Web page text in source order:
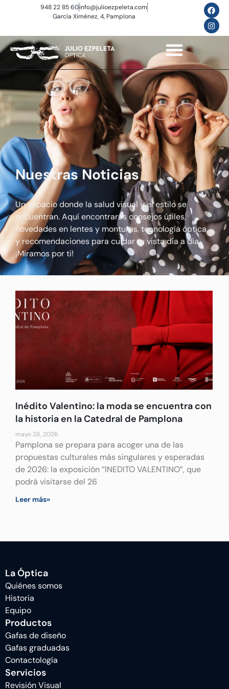
948 22 85 60info@julioezpeleta.com
García Ximénez, 4, Pamplona
Nuestras Noticias
Un espacio donde la salud visual y el estilo se
encuentran. Aquí encontrarás consejos útiles,
novedades en lentes y monturas, tecnología óptica,
y recomendaciones para cuidar tu vista día a día.
¡Miramos por ti!
Inédito Valentino: la moda se encuentra con
la historia en la Catedral de Pamplona
mayo 26, 2026
Pamplona se prepara para acoger una de las
propuestas culturales más singulares y esperadas
de 2026: la exposición “INEDITO VALENTINO”, que
podrá visitarse del 26
Leer más»
La Óptica
Quiénes somos
Historia
Equipo
Productos
Gafas de diseño
Gafas graduadas
Contactología
Servicios
Revisión Visual